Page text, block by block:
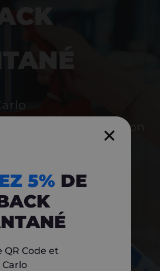
avec l’application
5 % à
5% DE
QR Code et